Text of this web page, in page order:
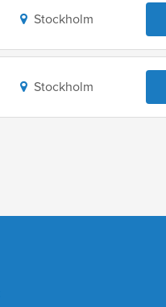
Stockholm
Stockholm